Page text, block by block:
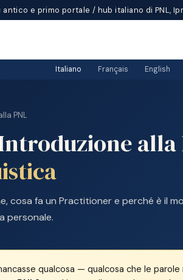
antico e primo portale / hub italiano di PNL,
Italiano · Français · English ·
PNL
alla
cosa fa un Practitioner e perché è il
personale.
qualcosa — qualcosa che le parole